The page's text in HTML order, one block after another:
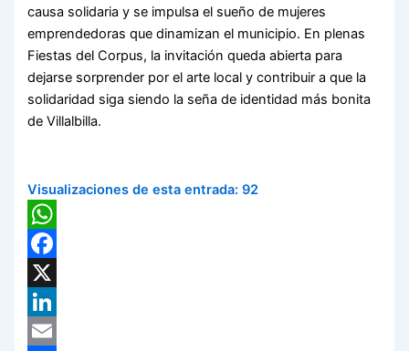
causa solidaria y se impulsa el sueño de mujeres
emprendedoras que dinamizan el municipio. En plenas
Fiestas del Corpus, la invitación queda abierta para
dejarse sorprender por el arte local y contribuir a que la
solidaridad siga siendo la seña de identidad más bonita
de Villalbilla.
Visualizaciones de esta entrada: 92
WhatsApp
Facebook
X
LinkedIn